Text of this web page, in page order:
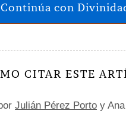
Continúa con
CITAR ESTE
Julián Pérez Porto y